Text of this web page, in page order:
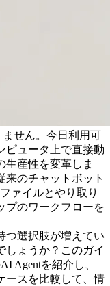
せん。今日利用可
ピュータ上で直接動
生産性を変革しま
来のチャットボット
ァイルとやり取り
プのワークフローを
つ選択肢が増えてい
しょうか？このガイ
Agentを紹介し、
ースを比較して、情